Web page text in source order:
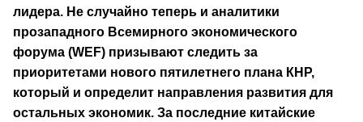
лидера. Не случайно теперь и аналитики
прозападного Всемирного экономического
форума (WEF) призывают следить за
приоритетами нового пятилетнего плана КНР,
который и определит направления развития для
остальных экономик. За последние китайские